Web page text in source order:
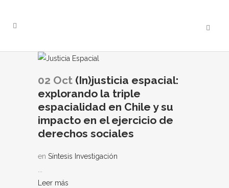
02 Oct (In)justicia espacial:
explorando la triple
espacialidad en Chile y su
impacto en el ejercicio de
derechos sociales
en Síntesis Investigación
Leer más